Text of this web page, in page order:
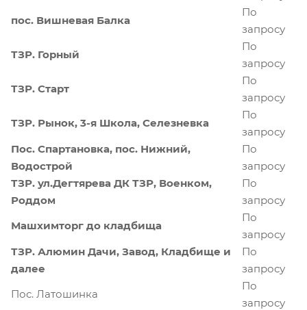
пос. Вишневая Балка
По
запросу
ТЗР. Горный
По
запросу
ТЗР. Старт
По
запросу
ТЗР. Рынок, 3-я Школа, Селезневка
По
запросу
Пос. Спартановка, пос. Нижний,
Водострой
По
запросу
ТЗР. ул.Дегтярева ДК ТЗР, Военком,
Роддом
По
запросу
Машхимторг до кладбища
По
запросу
ТЗР. Алюмин Дачи, Завод, Кладбище и
далее
По
запросу
Пос. Латошинка
По
запросу